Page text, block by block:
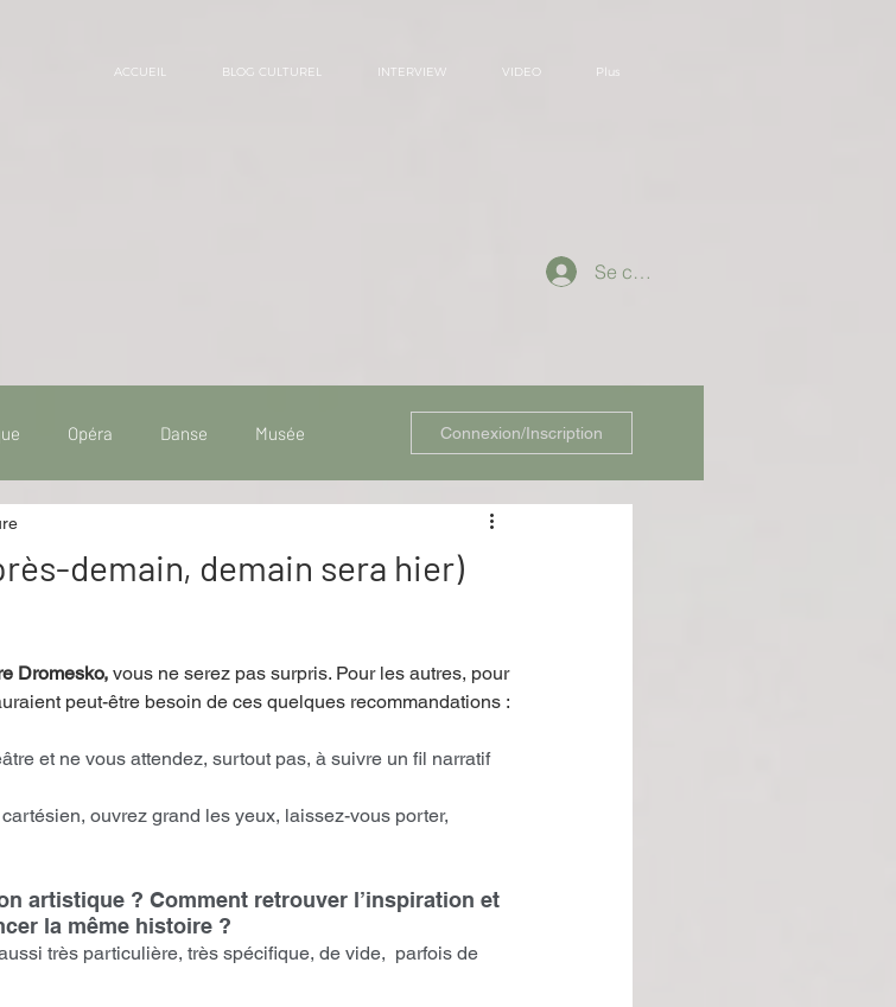
ACCUEIL BLOG CULTUREL INTERVIEW VIDEO Plus
Se connecter
Opéra Danse Musée
- Restaurant
Littérature Interview
Connexion/Inscription
demain, demain sera hier)
Dromesko, vous ne serez pas surpris. Pour les autres, pour
peut-être besoin de ces quelques recommandations :
et ne vous attendez, surtout pas, à suivre un fil narratif
ouvrez grand les yeux, laissez-vous porter,
artistique ? Comment retrouver l’inspiration et
la même histoire ?
très particulière, très spécifique, de vide,  parfois de